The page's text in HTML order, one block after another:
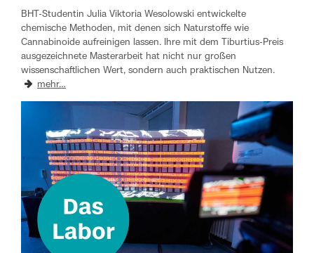
BHT-Studentin Julia Viktoria Wesolowski entwickelte
chemische Methoden, mit denen sich Naturstoffe wie
Cannabinoide aufreinigen lassen. Ihre mit dem Tiburtius-Preis
ausgezeichnete Masterarbeit hat nicht nur großen
wissenschaftlichen Wert, sondern auch praktischen Nutzen.
mehr…